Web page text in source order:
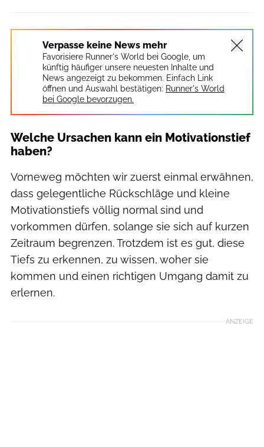
Verpasse keine News mehr
Favorisiere Runner's World bei Google, um
künftig häufiger unsere neuesten Inhalte und
News angezeigt zu bekommen. Einfach Link
öffnen und Auswahl bestätigen: Runner's World
bei Google bevorzugen.
Welche Ursachen kann ein Motivationstief
haben?
Vorneweg möchten wir zuerst einmal erwähnen,
dass gelegentliche Rückschläge und kleine
Motivationstiefs völlig normal sind und
vorkommen dürfen, solange sie sich auf kurzen
Zeitraum begrenzen. Trotzdem ist es gut, diese
Tiefs zu erkennen, zu wissen, woher sie
kommen und einen richtigen Umgang damit zu
erlernen.
ANZEIGE